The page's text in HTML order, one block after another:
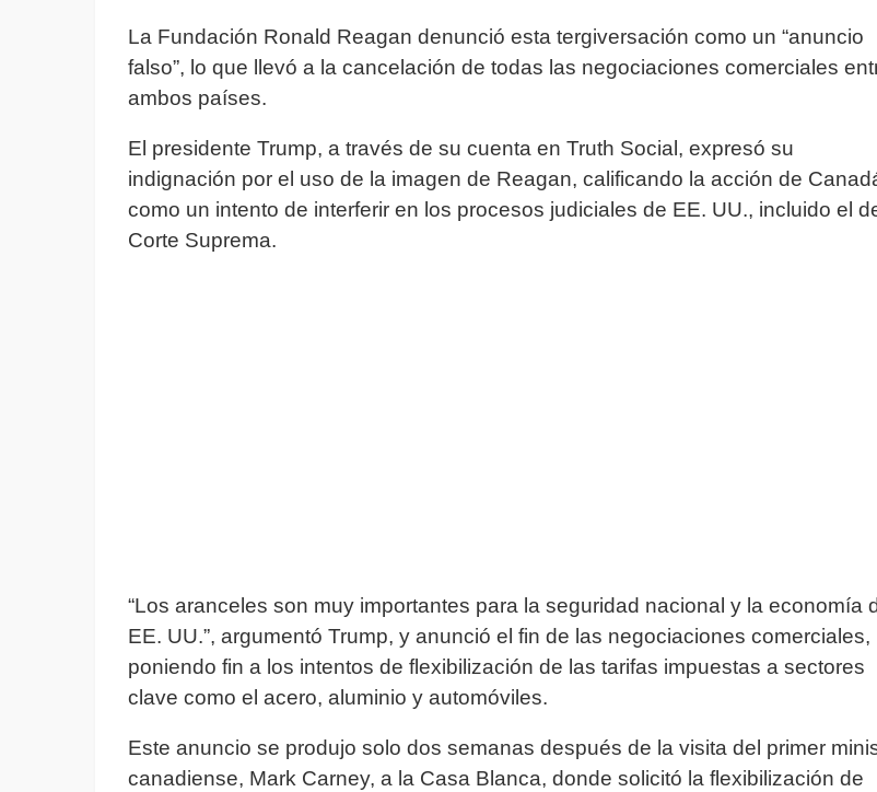
La Fundación Ronald Reagan denunció esta tergiversación como un “anuncio
falso”, lo que llevó a la cancelación de todas las negociaciones comerciales
ambos países.
El presidente Trump, a través de su cuenta en Truth Social, expresó su
indignación por el uso de la imagen de Reagan, calificando la acción de
como un intento de interferir en los procesos judiciales de EE. UU., incluido el
Corte Suprema.
“Los aranceles son muy importantes para la seguridad nacional y la economía
EE. UU.”, argumentó Trump, y anunció el fin de las negociaciones comerciales,
poniendo fin a los intentos de flexibilización de las tarifas impuestas a sectores
clave como el acero, aluminio y automóviles.
Este anuncio se produjo solo dos semanas después de la visita del primer
canadiense, Mark Carney, a la Casa Blanca, donde solicitó la flexibilización de